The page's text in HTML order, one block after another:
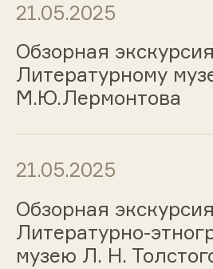
21.05.2025
Обзорная
Литературному
М.Ю.Лермонтова
21.05.2025
Обзорная
Литературно-
музею Л. Н.